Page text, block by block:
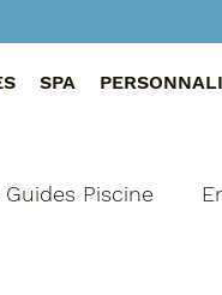
SPA
Piscine